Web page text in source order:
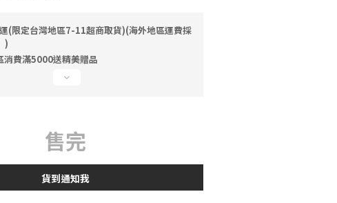
(限定台灣地區7-11超商取貨)(海外地區運費採
消費滿5000送精美贈品
售完
貨到通知我